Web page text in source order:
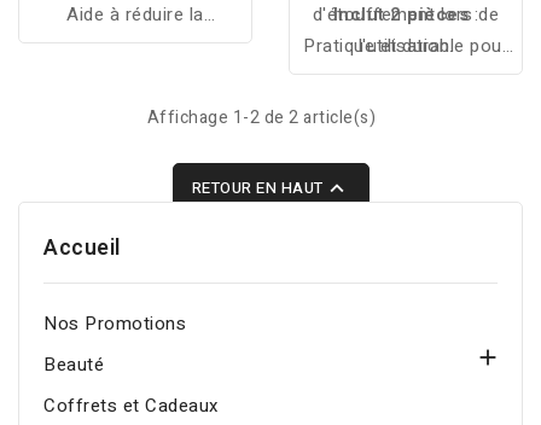
et sans risque
d’étouffement.
Aide à réduire la
congestion et à prévenir
respiratoires.
d'étouffement lors de
l'utilisation.
Inclut 2 pièces:
Pratique et durable pour
un usage quotidien.
Affichage 1-2 de 2 article(s)
RETOUR EN HAUT 
Accueil
Nos Promotions
Beauté

Coffrets et Cadeaux